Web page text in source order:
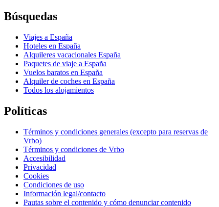
Búsquedas
Viajes a España
Hoteles en España
Alquileres vacacionales España
Paquetes de viaje a España
Vuelos baratos en España
Alquiler de coches en España
Todos los alojamientos
Políticas
Términos y condiciones generales (excepto para reservas de
Vrbo)
Términos y condiciones de Vrbo
Accesibilidad
Privacidad
Cookies
Condiciones de uso
Información legal/contacto
Pautas sobre el contenido y cómo denunciar contenido